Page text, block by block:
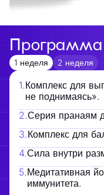
Программа
1 неделя 2 неделя
1.Комплекс для
не поднимаясь».
2.Серия пранаям
3.Комплекс для
4.Сила внутри
5.Медитативная
иммунитета.